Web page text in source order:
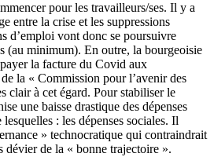
pour les travailleurs/ses. Il y a
entre la crise et les suppressions
d’emploi vont donc se poursuivre
(au minimum). En outre, la bourgeoisie
la facture du Covid aux
la « Commission pour l’avenir des
clair à cet égard. Pour stabiliser le
une baisse drastique des dépenses
: les dépenses sociales. Il
» technocratique qui contraindrait
dévier de la « bonne trajectoire ».